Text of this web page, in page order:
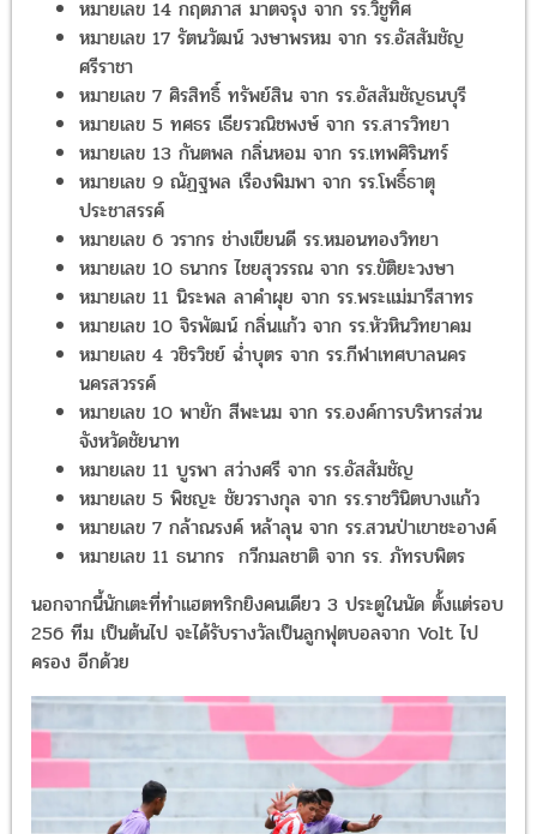
หมายเลข 14 กฤตภาส มาตจรุง จาก รร.วิชูทิศ
หมายเลข 17 รัตนวัฒน์ วงษาพรหม จาก รร.อัสสัมชัญศรีราชา
หมายเลข 7 ศิรสิทธิ์ ทรัพย์สิน จาก รร.อัสสัมชัญธนบุรี
หมายเลข 5 ทศธร เธียรวณิชพงษ์ จาก รร.สารวิทยา
หมายเลข 13 กันตพล กลิ่นหอม จาก รร.เทพศิรินทร์
หมายเลข 9 ณัฏฐพล เรืองพิมพา จาก รร.โพธิ์ธาตุประชาสรรค์
หมายเลข 6 วรากร ช่างเขียนดี รร.หมอนทองวิทยา
หมายเลข 10 ธนากร ไชยสุวรรณ จาก รร.ขัติยะวงษา
หมายเลข 11 นิระพล ลาคำผุย จาก รร.พระแม่มารีสาทร
หมายเลข 10 จิรพัฒน์ กลิ่นแก้ว จาก รร.หัวหินวิทยาคม
หมายเลข 4 วชิรวิชย์ ฉ่ำบุตร จาก รร.กีฬาเทศบาลนครนครสวร
หมายเลข 10 พายัก สีพะนม จาก รร.องค์การบริหารส่วนจังหวัด
ชัยนาท
หมายเลข 11 บูรพา สว่างศรี จาก รร.อัสสัมชัญ
หมายเลข 5 พิชญะ ชัยวรางกุล จาก รร.ราชวินิตบางแก้ว
หมายเลข 7 กล้าณรงค์ หล้าลุน จาก รร.สวนป่าเขาชะอางค์
หมายเลข 11 ธนากร กวีกมลชาติ จาก รร. ภัทรบพิตร
นอกจากนี้นักเตะที่ทำแฮตทริกยิงคนเดียว 3 ประตูในนัด ตั้งแต่รอบ